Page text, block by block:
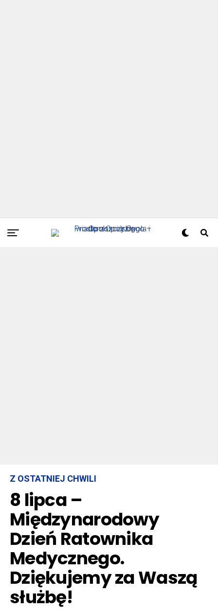
Z OSTATNIEJ CHWILI
8 lipca –
Międzynarodowy
Dzień Ratownika
Medycznego.
Dziękujemy za Waszą
służbę!